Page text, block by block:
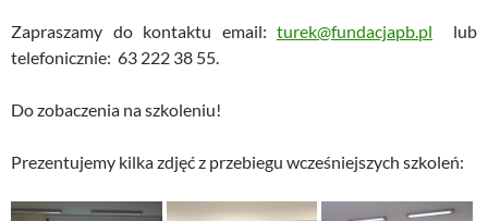
Zapraszamy do kontaktu email: turek@fundacjapb.pl lub
telefonicznie: 63 222 38 55.
Do zobaczenia na szkoleniu!
Prezentujemy kilka zdjęć z przebiegu wcześniejszych szkoleń: